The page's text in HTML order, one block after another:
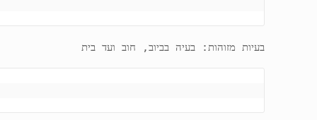
בעיות מזוהות: בעיה בביוב, חוב ועד בית